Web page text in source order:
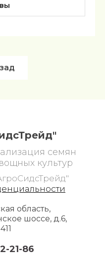
семян
культур
область,
шоссе, д.6,
21-86